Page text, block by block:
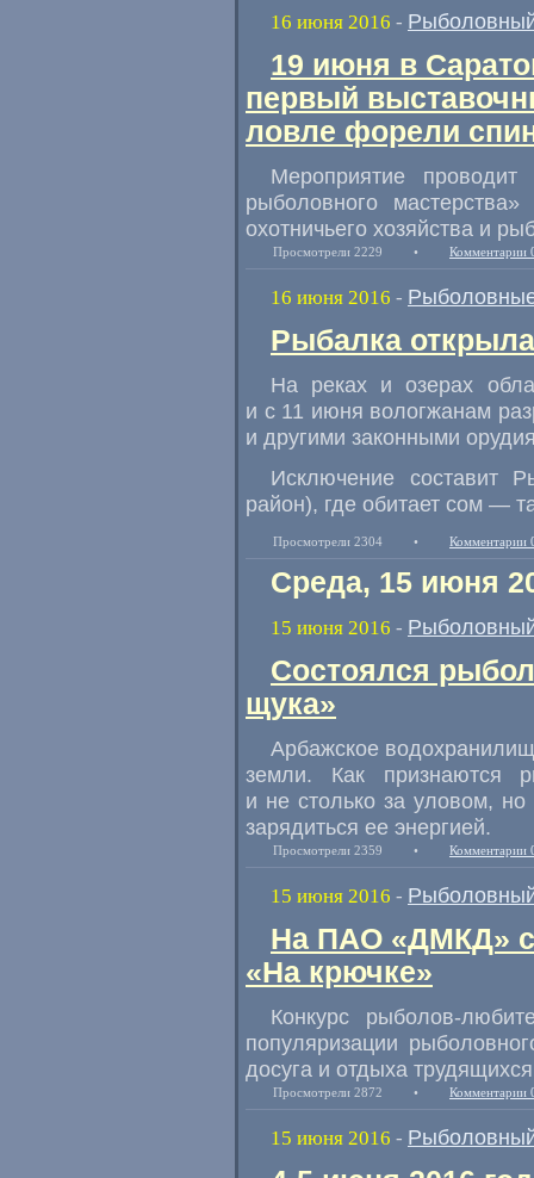
16 июня 2016 -
19 июня в
первый
ловле форели
Мероприятие проводит
рыболовного
охотничьего хозяйства и
Просмотрели 2229 • Комментарии
16 июня 2016 -
Рыбалка
На реках и озерах
и с 11 июня вологжанам
и другими законными
Исключение составит
район), где обитает сом —
Просмотрели 2304 • Комментарии
Среда, 15 июня
15 июня 2016 -
Состоялся
щука»
Арбажское
земли. Как признаются
и не столько за уловом, но
зарядиться ее энергией.
Просмотрели 2359 • Комментарии
15 июня 2016 -
На ПАО «ДМКД»
«На крючке»
Конкурс рыболов-
популяризации
досуга и отдыха
Просмотрели 2872 • Комментарии
15 июня 2016 -